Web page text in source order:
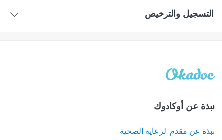
التسجيل والترخيص
نبذة عن أوكادوك
نبذة عن مقدم الرعاية الصحية